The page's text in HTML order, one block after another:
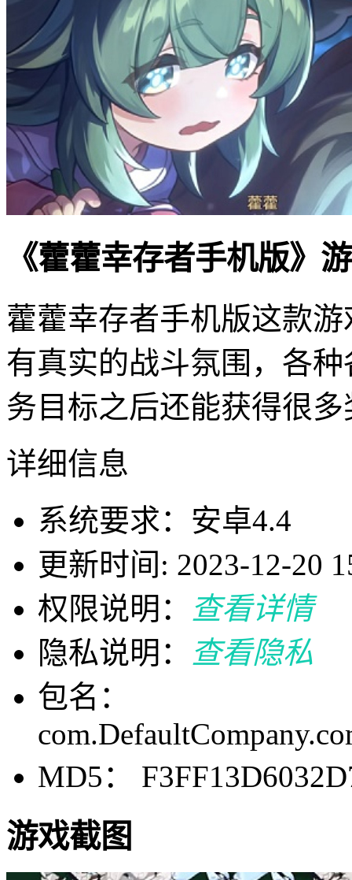
《藿藿幸存者手机版》
藿藿幸存者手机版这款
有真实的战斗氛围，各
务目标之后还能获得很
详细信息
系统要求：安卓4.4
更新时间: 2023-12-20
权限说明：
查看详情
隐私说明：
查看隐私
包名：
MD5：
游戏截图